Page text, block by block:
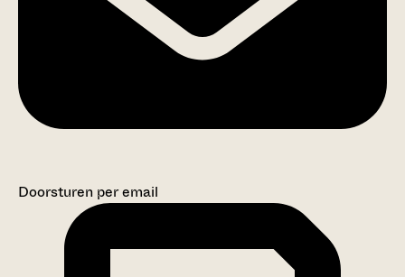
Doorsturen per email